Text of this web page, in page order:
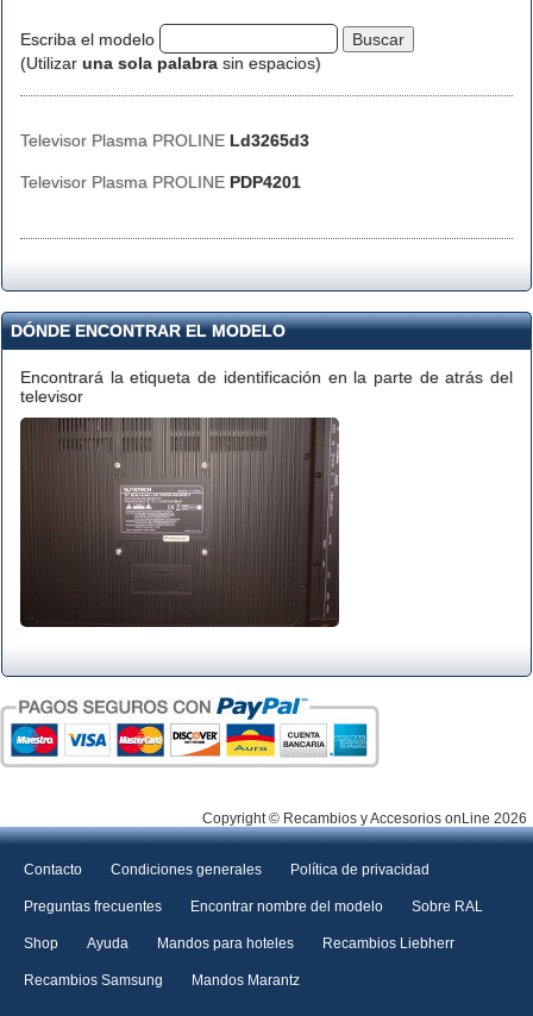
Escriba el modelo
(Utilizar una sola palabra sin espacios)
Televisor Plasma PROLINE Ld3265d3
Televisor Plasma PROLINE PDP4201
DÓNDE ENCONTRAR EL MODELO
Encontrará la etiqueta de identificación en la parte de atrás del
televisor
Copyright © Recambios y Accesorios onLine 2026
Contacto Condiciones generales Política de privacidad
Preguntas frecuentes Encontrar nombre del modelo Sobre RAL
Shop Ayuda Mandos para hoteles Recambios Liebherr
Recambios Samsung Mandos Marantz